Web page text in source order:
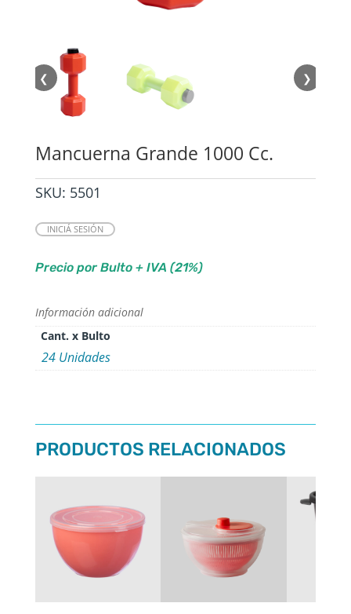
❮ ❯
Mancuerna Grande 1000 Cc.
SKU: 5501
INICIÁ SESIÓN
Precio por Bulto + IVA (21%)
Información adicional
Cant. x Bulto
24 Unidades
PRODUCTOS RELACIONADOS